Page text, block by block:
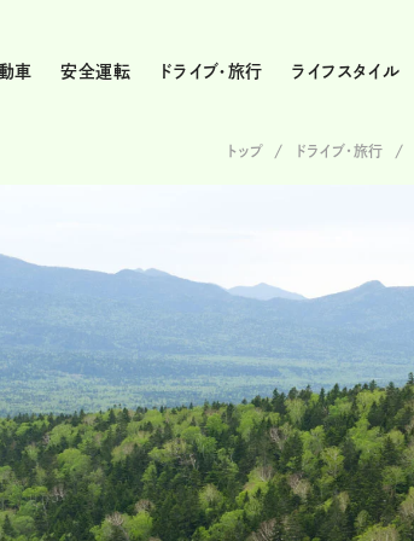
車 安全運転 ドライブ・旅行 ライフスタイル
トップ ドライブ･旅行